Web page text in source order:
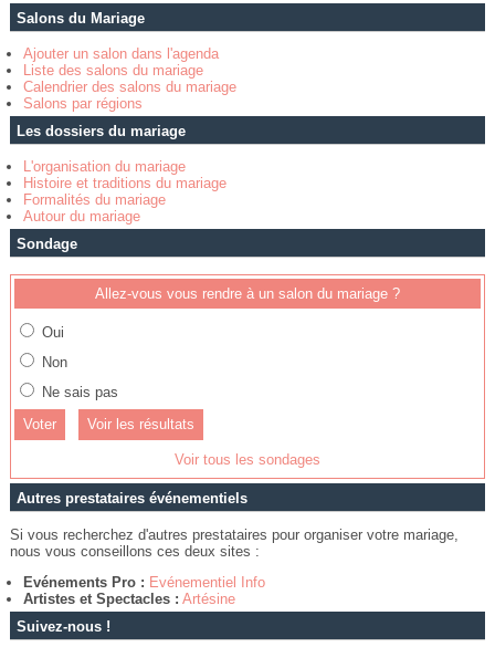
Salons du Mariage
Ajouter un salon dans l'agenda
Liste des salons du mariage
Calendrier des salons du mariage
Salons par régions
Les dossiers du mariage
L'organisation du mariage
Histoire et traditions du mariage
Formalités du mariage
Autour du mariage
Sondage
Allez-vous vous rendre à un salon du mariage ?
Oui
Non
Ne sais pas
Voir les résultats
Voir tous les sondages
Autres prestataires événementiels
Si vous recherchez d'autres prestataires pour organiser votre mariage,
nous vous conseillons ces deux sites :
Evénements Pro : Evénementiel Info
Artistes et Spectacles : Artésine
Suivez-nous !